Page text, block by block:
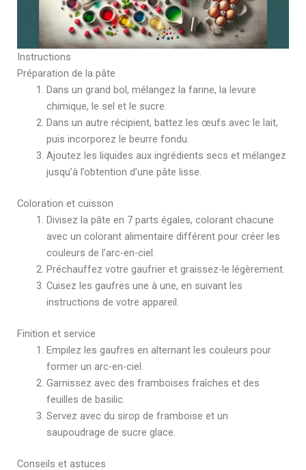
Instructions
Préparation de la pâte
Dans un grand bol, mélangez la farine, la levure
chimique, le sel et le sucre.
Dans un autre récipient, battez les œufs avec le lait,
puis incorporez le beurre fondu.
Ajoutez les liquides aux ingrédients secs et mélangez
jusqu’à l’obtention d’une pâte lisse.
Coloration et cuisson
Divisez la pâte en 7 parts égales, colorant chacune
avec un colorant alimentaire différent pour créer les
couleurs de l’arc-en-ciel.
Préchauffez votre gaufrier et graissez-le légèrement.
Cuisez les gaufres une à une, en suivant les
instructions de votre appareil.
Finition et service
Empilez les gaufres en alternant les couleurs pour
former un arc-en-ciel.
Garnissez avec des framboises fraîches et des
feuilles de basilic.
Servez avec du sirop de framboise et un
saupoudrage de sucre glace.
Conseils et astuces